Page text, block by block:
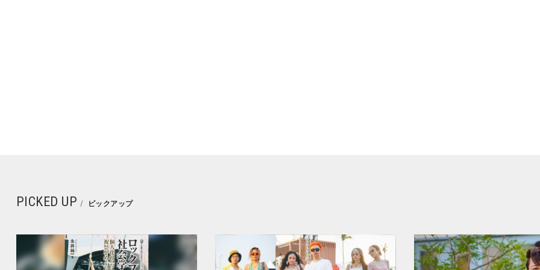
PICKED UP ピックアップ